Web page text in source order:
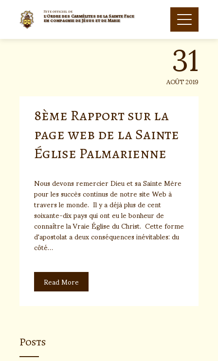
content
Site officiel de
l'Ordre des Carmélites de la Sainte Face
en compagnie de Jésus et de Marie 31
AOÛT 2019
8ème Rapport sur la
page web de la Sainte
Église Palmarienne
Nous devons remercier Dieu et sa Sainte Mère
pour les succès continus de notre site Web à
travers le monde. Il y a déjà plus de cent
soixante-dix pays qui ont eu le bonheur de
connaître la Vraie Église du Christ. Cette forme
d'apostolat a deux conséquences inévitables: du
côté…
Read More
Posts